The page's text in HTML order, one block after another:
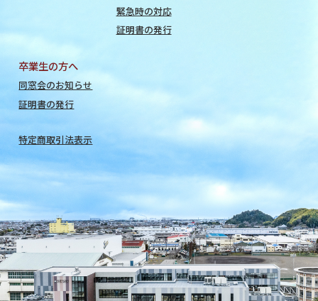
緊急時の対応
証明書の発行
卒業生の方へ
同窓会のお知らせ
証明書の発行
特定商取引法表示